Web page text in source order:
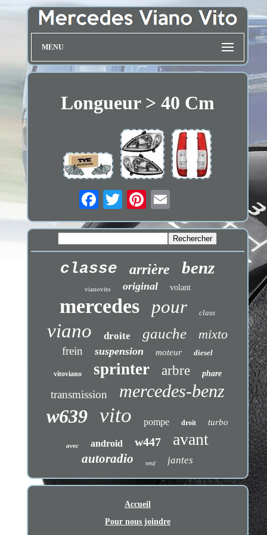
MENU
Longueur > 40 Cm
classe arrière benz
vianovito original volant
mercedes pour class
viano droite gauche mixto
frein suspension moteur diesel
vitoviano sprinter arbre phare
transmission mercedes-benz
w639 vito pompe droit turbo
avec android w447 avant
autoradio neuf jantes
Accueil
Pour nous joindre